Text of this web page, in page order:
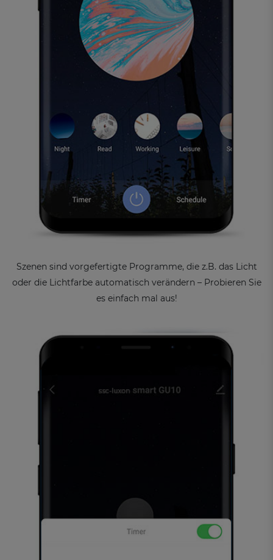
Szenen sind vorgefertigte Programme, die z.B. das Licht
oder die Lichtfarbe automatisch verändern – Probieren Sie
es einfach mal aus!